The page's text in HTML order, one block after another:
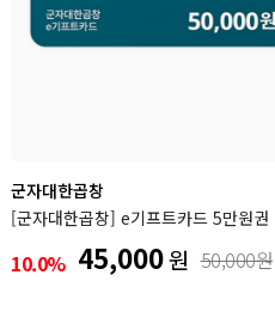
군자대한곱창
[군자대한곱창] e기프트카드 5만원권
10.0% 45,000원 50,000원